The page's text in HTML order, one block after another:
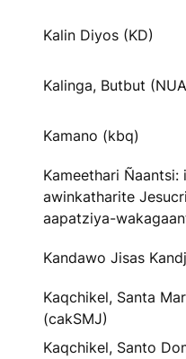
Kalin Diyos (KD)
Kalinga, Butbut
Kamano (kbq)
Kameethari
awinkatharite
aapatziya-
Kandawo Jisas
Kaqchikel, Santa
(cakSMJ)
Kaqchikel, Santo